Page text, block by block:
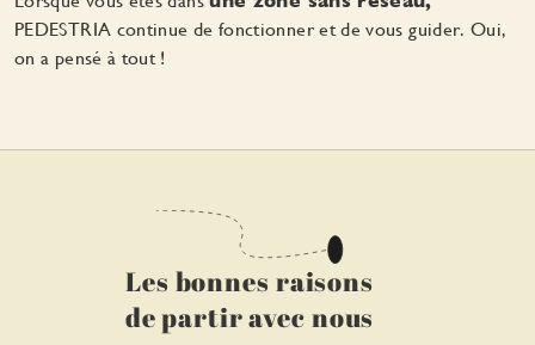
PEDESTRIA continue de fonctionner et de vous guider. Oui,
on a pensé à tout !
Les bonnes raisons
de partir avec nous